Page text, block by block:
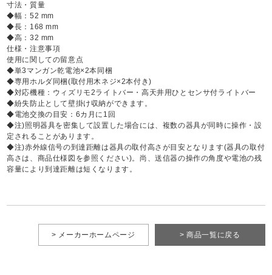
寸法・質量
◆幅：52 mm
◆長：168 mm
◆高：32 mm
仕様・注意事項
使用に関しての留意点
◆単3マンガン乾電池×2本同梱
◆専用ホルダ同梱(取付用木ネジ×2本付き)
◆対応機種：ウィズリモ2ライトバー・高天井用ひとセンサ付ライトバー
◆紛失防止として壁掛け収納ができます。
◆電池交換の目安：6カ月に1回
◆注)照明器具を密集して設置した場合には、複数の器具が同時に操作・設
定されることがあります。
◆注)赤外線信号の到達距離は器具の取付高さが目安となります(器具の取付
高さは、商品仕様図を参照ください)。尚、送信器の操作の角度や電池の残
容量により到達距離は短くなります。
> 商品一覧に戻る
> メーカーホームページ